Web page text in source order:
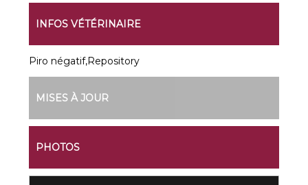
INFOS VÉTÉRINAIRE
Piro négatif,Repository
MISES À JOUR
PHOTOS